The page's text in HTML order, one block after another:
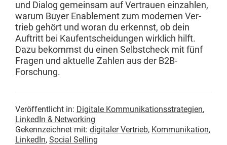
und Dia­log gemein­sam auf Ver­trauen ein­zahlen,
warum Buy­er Enable­ment zum mod­er­nen Ver­
trieb gehört und woran du erkennst, ob dein
Auftritt bei Kaufentschei­dun­gen wirk­lich hil­ft.
Dazu bekommst du einen Selb­stcheck mit fünf
Fra­gen und aktuelle Zahlen aus der B2B-
Forschung.
Veröffentlicht in: Digitale Kommunikationsstrategien,
LinkedIn & Networking
Gekennzeichnet mit: digitaler Vertrieb, Kommunikation,
LinkedIn, Social Selling